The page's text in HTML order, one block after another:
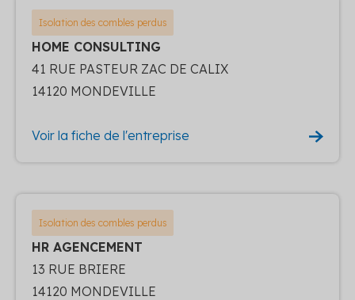
Isolation des combles perdus
HOME CONSULTING
41 RUE PASTEUR ZAC DE CALIX
14120 MONDEVILLE
Voir la fiche de l'entreprise
Isolation des combles perdus
HR AGENCEMENT
13 RUE BRIERE
14120 MONDEVILLE